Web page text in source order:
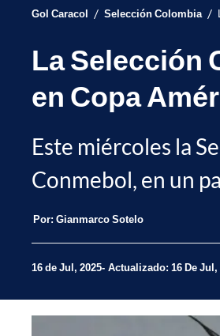
Gol Caracol / Selección Colombia /
La Selección
en Copa
Este miércoles la
Conmebol, en un
Por: Gianmarco Sotelo
16 de Jul, 2025 Actualizado: 16 De Jul,